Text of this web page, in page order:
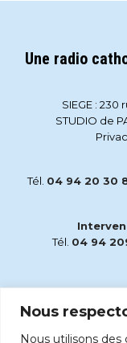
Nous
Nous utilisons
Une radio
SIEGE : 230
STUDIO de
Tél. 04 94 20 30
Tél. 04 94